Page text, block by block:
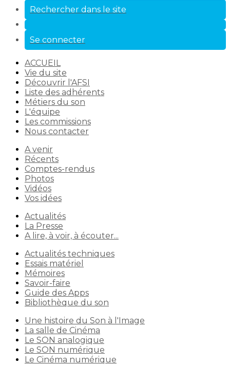
Rechercher dans le site
Se connecter
ACCUEIL
Vie du site
Découvrir l'AFSI
Liste des adhérents
Métiers du son
L'équipe
Les commissions
Nous contacter
A venir
Récents
Comptes-rendus
Photos
Vidéos
Vos idées
Actualités
La Presse
A lire, à voir, à écouter...
Actualités techniques
Essais matériel
Mémoires
Savoir-faire
Guide des Apps
Bibliothèque du son
Une histoire du Son à l'Image
La salle de Cinéma
Le SON analogique
Le SON numérique
Le Cinéma numérique